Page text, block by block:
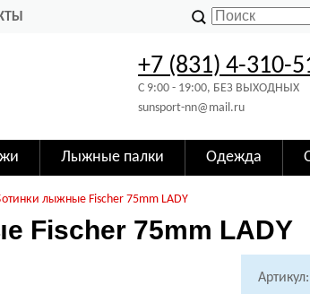
+7 (831) 4-310-
C 9:00 - 19:00, БЕЗ ВЫХОДНЫХ
sunsport-nn@mail.ru
Лыжные палки Одежда
лыжные Fischer 75mm LADY
Fischer 75mm LADY